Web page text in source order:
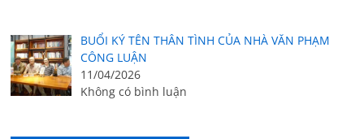
BUỔI KÝ TÊN THÂN TÌNH CỦA NHÀ VĂN PHẠM
CÔNG LUẬN
11/04/2026
Không có bình luận